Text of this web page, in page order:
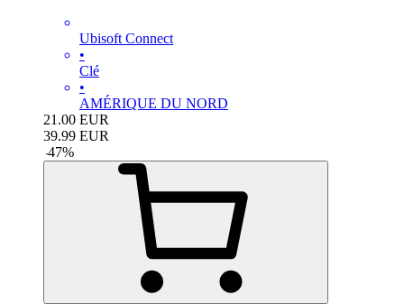
Ubisoft Connect
•
Clé
•
AMÉRIQUE DU NORD
21.00 EUR
39.99 EUR
-47%